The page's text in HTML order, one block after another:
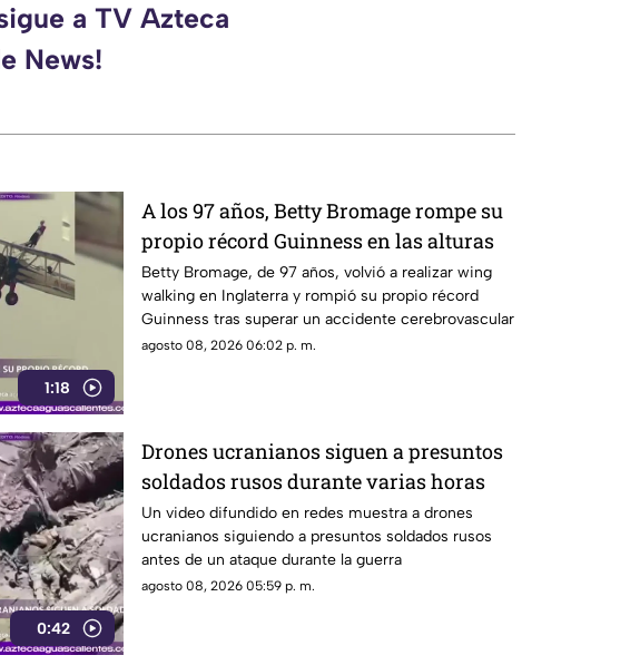
a TV Azteca
News!
1:18
A los 97 años, Betty Bromage rompe su
propio récord Guinness en las alturas
Betty Bromage, de 97 años, volvió a realizar wing
walking en Inglaterra y rompió su propio récord
Guinness tras superar un accidente cerebrovascular
agosto 08, 2026 06:02 p. m.
0:42
Drones ucranianos siguen a presuntos
soldados rusos durante varias horas
Un video difundido en redes muestra a drones
ucranianos siguiendo a presuntos soldados rusos
antes de un ataque durante la guerra
agosto 08, 2026 05:59 p. m.